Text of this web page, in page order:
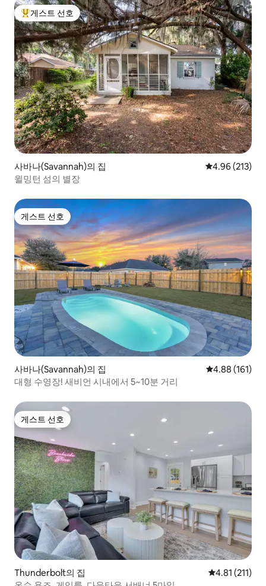
상위 게스트 선호
게스트 선호
사바나(Savannah)의 집 평점 4.96점(5
4.96 (213)
윌밍턴 섬의 별장
게스트 선호
게스트 선호
사바나(Savannah)의 집 평점 4.88점(5
4.88 (161)
대형 수영장! 새비언 시내에서 5~10분 거리
게스트 선호
게스트 선호
Thunderbolt의 집 평점 4.81점(5
4.81 (211)